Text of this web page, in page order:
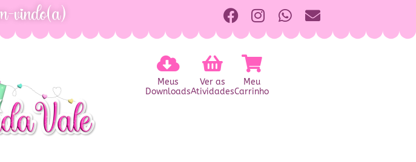
vindo(a)
Meus
Downloads
Ver as
Atividades
Meu
Carrinho